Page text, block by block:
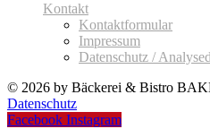
Kontakt
Kontaktformular
Impressum
Datenschutz /
© 2026 by Bäckerei & Bistro
Datenschutz
Facebook Instagram